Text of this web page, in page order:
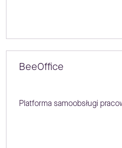
BeeOffice
Platforma samoobsługi